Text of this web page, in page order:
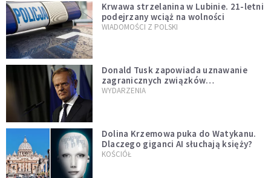
Krwawa strzelanina w Lubinie. 21-letni
podejrzany wciąż na wolności
WIADOMOŚCI Z POLSKI
Donald Tusk zapowiada uznawanie
zagranicznych związków
jednopłciowych. "Państwo oblało ten
WYDARZENIA
Dolina Krzemowa puka do Watykanu.
Dlaczego giganci AI słuchają księży?
KOŚCIÓŁ